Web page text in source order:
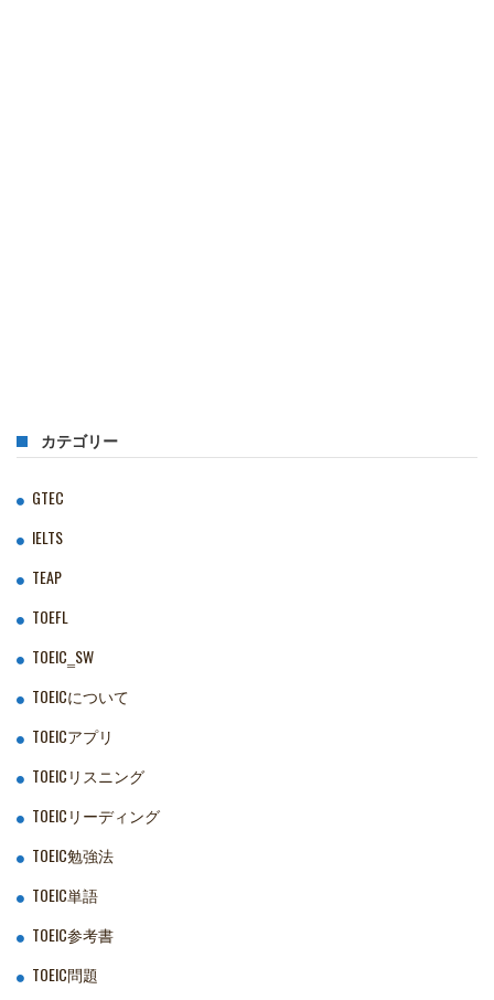
カテゴリー
GTEC
IELTS
TEAP
TOEFL
TOEIC‗SW
TOEICについて
TOEICアプリ
TOEICリスニング
TOEICリーディング
TOEIC勉強法
TOEIC単語
TOEIC参考書
TOEIC問題